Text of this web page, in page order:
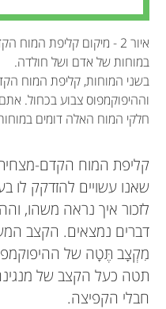
איור 2 - מיקום קליפת
במוחות של אדם ושל חולדה.
בשני המוחות, קליפת המוח
וההיפוקמפוס צבוע בכחול.
חלקי המוח האלה דומים
קליפת המוח הקדם-
שאנו עשויים להזדקק לו
לזכור איך נראה משהו,
דברים נמצאים. הקצב
מִקְצָב תֶּטָה של
תטה כעל הקצב של
חבלי הקפיצה.